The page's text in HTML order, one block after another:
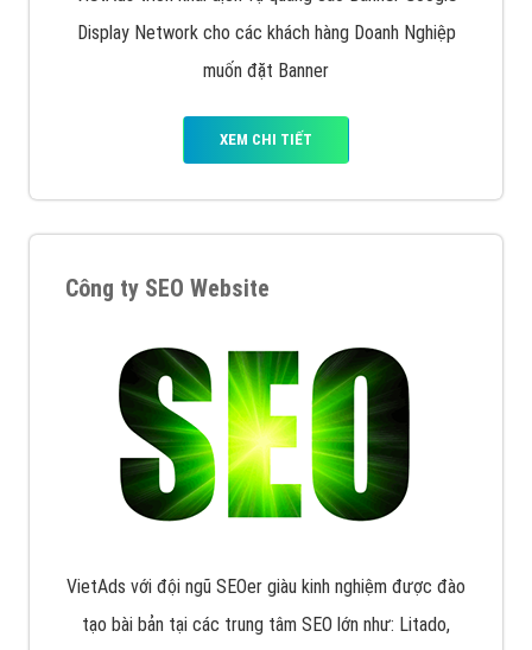
Display Network cho các khách hàng Doanh Nghiệp
muốn đặt Banner
XEM CHI TIẾT
Công ty SEO Website
VietAds với đội ngũ SEOer giàu kinh nghiệm được đào
tạo bài bản tại các trung tâm SEO lớn như: Litado,